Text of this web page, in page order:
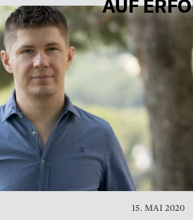
AUF
15. MAI 2020